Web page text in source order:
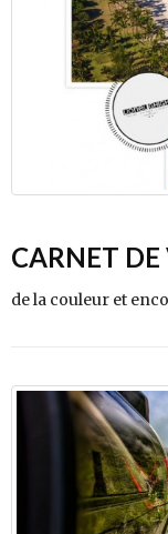
CARNET DE
de la couleur et